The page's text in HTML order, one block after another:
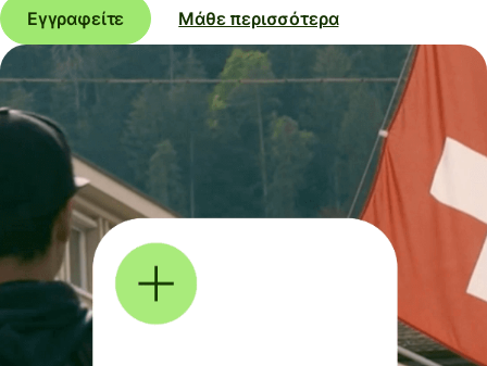
Εγγραφείτε
Μάθε περισσότερα